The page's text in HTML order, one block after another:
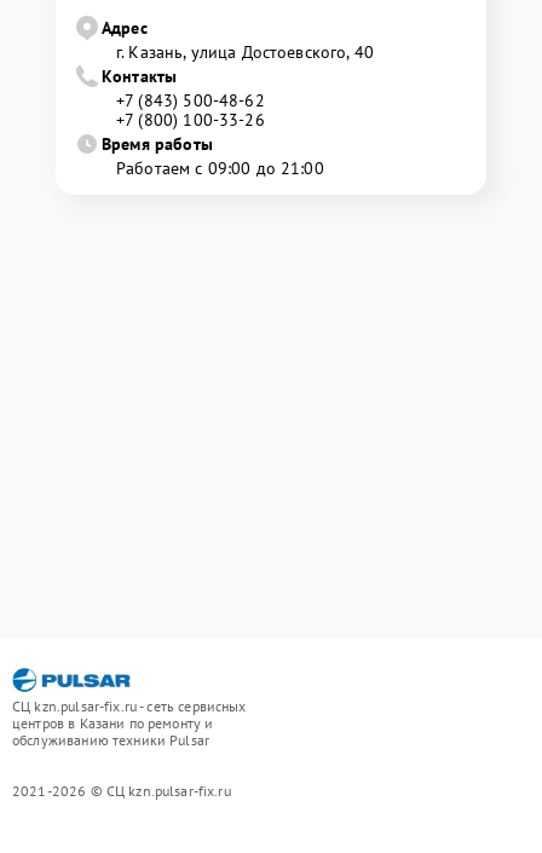
Адрес
г. Казань, улица Достоевского, 40
Контакты
+7 (843) 500-48-62
+7 (800) 100-33-26
Время работы
Работаем с 09:00 до 21:00
СЦ kzn.pulsar-fix.ru - сеть сервисных
центров в Казани по ремонту и
обслуживанию техники Pulsar
2021-2026 © СЦ kzn.pulsar-fix.ru